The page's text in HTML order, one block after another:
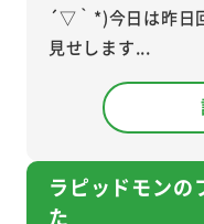
´▽｀*)今日は昨日
見せします...
ラピッドモンの
た